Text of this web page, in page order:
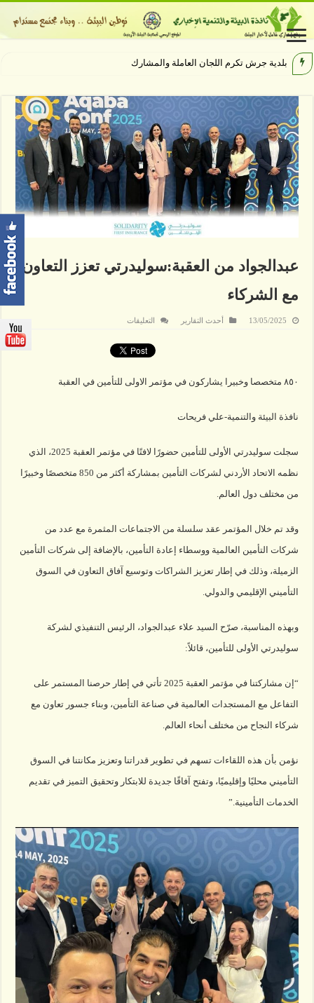
بلدية جرش تكرم اللجان العاملة والمشاركة بإنجاح مهرجا
عبدالجواد من العقبة:سوليدرتي تعزز التعاون
مع الشركاء
13/05/2025 أحدث التقارير التعليقات
العقبة:سوليدرتي
تعزز
الشركاء
٨٥٠ متخصصا وخبيرا يشاركون في مؤتمر الاولى للتأمين في العقبة
نافذة البيئة والتنمية-علي فريحات
سجلت سوليدرتي الأولى للتأمين حضورًا لافتًا في مؤتمر العقبة 2025، الذي
نظمه الاتحاد الأردني لشركات التأمين بمشاركة أكثر من 850 متخصصًا وخبيرًا
من مختلف دول العالم.
وقد تم خلال المؤتمر عقد سلسلة من الاجتماعات المثمرة مع عدد من
شركات التأمين العالمية ووسطاء إعادة التأمين، بالإضافة إلى شركات التأمين
الزميلة، وذلك في إطار تعزيز الشراكات وتوسيع آفاق التعاون في السوق
التأميني الإقليمي والدولي.
وبهذه المناسبة، صرّح السيد علاء عبدالجواد، الرئيس التنفيذي لشركة
سوليدرتي الأولى للتأمين، قائلاً:
“إن مشاركتنا في مؤتمر العقبة 2025 تأتي في إطار حرصنا المستمر على
التفاعل مع المستجدات العالمية في صناعة التأمين، وبناء جسور تعاون مع
شركاء النجاح من مختلف أنحاء العالم.
نؤمن بأن هذه اللقاءات تسهم في تطوير قدراتنا وتعزيز مكانتنا في السوق
التأميني محليًا وإقليميًا، وتفتح آفاقًا جديدة للابتكار وتحقيق التميز في تقديم
الخدمات التأمينية.”